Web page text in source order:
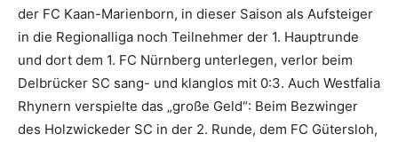
der FC Kaan-Marienborn, in dieser Saison als Aufsteiger
in die Regionalliga noch Teilnehmer der 1. Hauptrunde
und dort dem 1. FC Nürnberg unterlegen, verlor beim
Delbrücker SC sang- und klanglos mit 0:3. Auch Westfalia
Rhynern verspielte das „große Geld“: Beim Bezwinger
des Holzwickeder SC in der 2. Runde, dem FC Gütersloh,